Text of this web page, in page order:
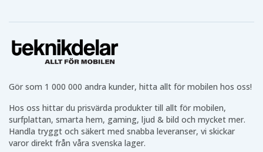
Gör som 1 000 000 andra kunder, hitta allt för mobilen hos oss!
Hos oss hittar du prisvärda produkter till allt för mobilen,
surfplattan, smarta hem, gaming, ljud & bild och mycket mer.
Handla tryggt och säkert med snabba leveranser, vi skickar
varor direkt från våra svenska lager.